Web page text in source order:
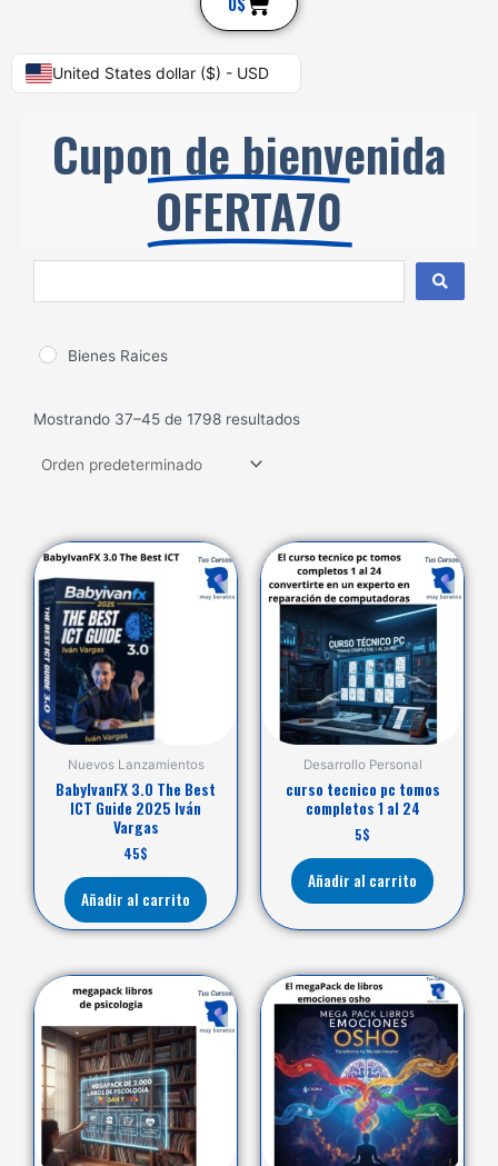
United States dollar ($) - USD
Cupon de bienvenida
OFERTA70
Bienes Raices
Mostrando 37–45 de 1798 resultados
Nuevos Lanzamientos
BabyIvanFX 3.0 The Best
ICT Guide 2025 Iván
Vargas
45$
Añadir al carrito
Desarrollo Personal
curso tecnico pc tomos
completos 1 al 24
5$
Añadir al carrito